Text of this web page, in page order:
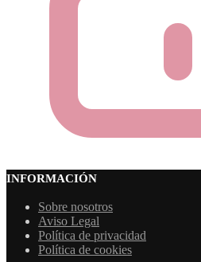
INFORMACIÓN
Sobre nosotros
Aviso Legal
Política de privacidad
Política de cookies